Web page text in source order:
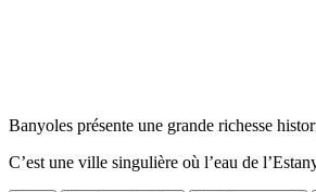
Banyoles présente une grande richesse
C’est une ville singulière où l’eau de